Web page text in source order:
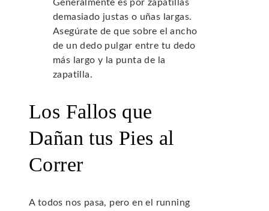
Generalmente es por zapatillas
demasiado justas o uñas largas.
Asegúrate de que sobre el ancho
de un dedo pulgar entre tu dedo
más largo y la punta de la
zapatilla.
Los Fallos que
Dañan tus Pies al
Correr
A todos nos pasa, pero en el running